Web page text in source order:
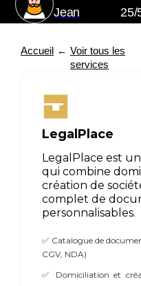
Jean 25/
Accueil ← Voir tous les
services
LegalPlace
LegalPlace est
qui combine
création de
complet de
personnalisables.
✅ Catalogue de
CGV, NDA)
✅ Domiciliation et